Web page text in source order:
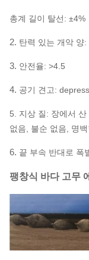
총계 길이 탈선: ±4%
2. 탄력 있는 개악 양
3. 안전율: >4.5
4. 공기 견고:
5. 지상 질: 장에서
없음, 불순 없음, 명
6. 끝 부속 반대로 폭
팽창식 바다 고무